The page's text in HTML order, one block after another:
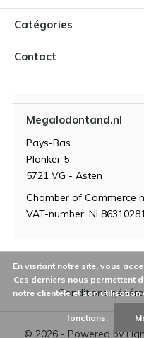
Catégories
Contact
Megalodontand.nl
Pays-Bas
Planker 5
5721 VG - Asten
Chamber of Commerce
VAT-number:
© 2026 - Powered by
Conditions
En visitant notre site, vous
Ces derniers nous permettent
notre clientèle et son
fonctions.